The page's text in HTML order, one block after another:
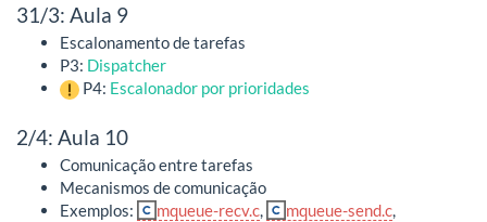
31/3: Aula 9
Escalonamento de tarefas
P3: Dispatcher
P4: Escalonador por prioridades
2/4: Aula 10
Comunicação entre tarefas
Mecanismos de comunicação
Exemplos:
mqueue-recv.c, mqueue-send.c,